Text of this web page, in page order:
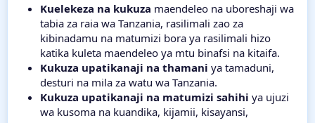
Kuelekeza na kukuza maendeleo na uboreshaji wa
tabia za raia wa Tanzania, rasilimali zao za
kibinadamu na matumizi bora ya rasilimali hizo
katika kuleta maendeleo ya mtu binafsi na kitaifa.
Kukuza upatikanaji na thamani ya tamaduni,
desturi na mila za watu wa Tanzania.
Kukuza upatikanaji na matumizi sahihi ya ujuzi
wa kusoma na kuandika, kijamii, kisayansi,